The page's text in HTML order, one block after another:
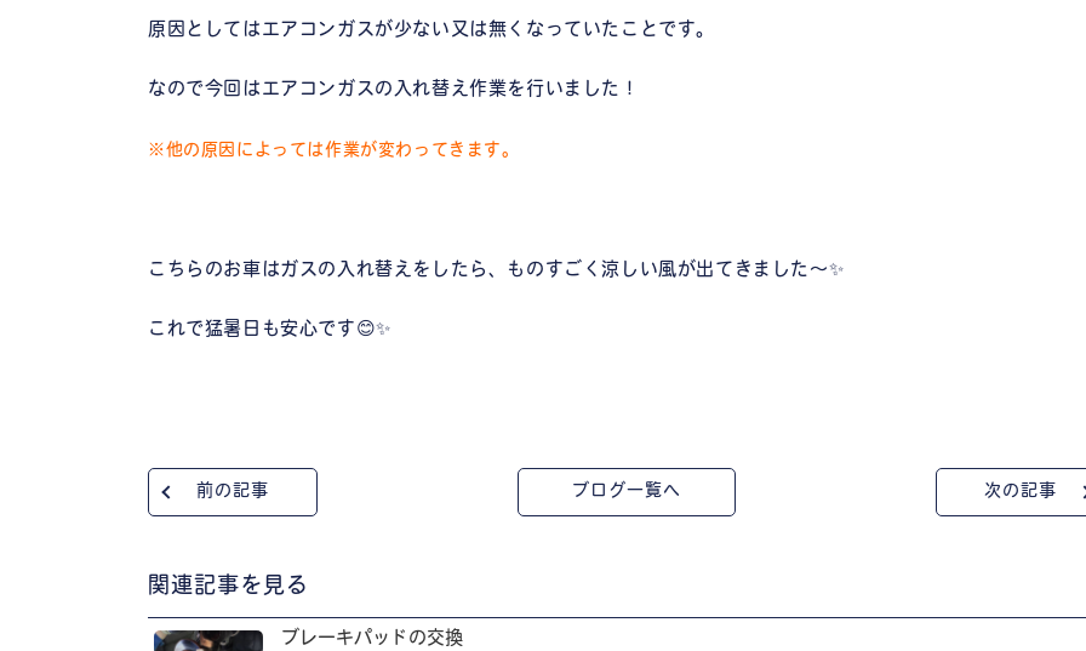
原因としてはエアコンガスが少ない又は無くなっていたことです。
なので今回はエアコンガスの入れ替え作業を行いました！
※他の原因によっては作業が変わってきます。
こちらのお車はガスの入れ替えをしたら、ものすごく涼しい風が出てきました～✨
これで猛暑日も安心です😊✨
前の記事 ブログ一覧へ 次の記事
関連記事を見る
ブレーキパッドの交換